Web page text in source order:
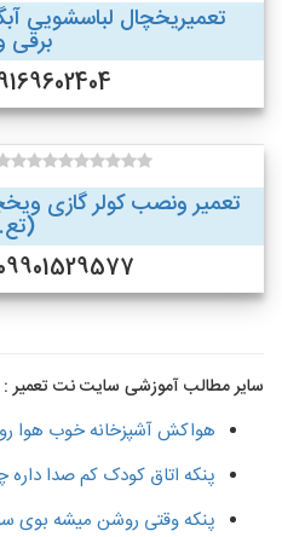
تعمیریخچال لباسشویی
برقی
09169602404 (نورآباد)
تعمیر ونصب کولر گازی
(تع...
09901529577 (کوهدشت)
سایر مطالب آموزشی سایت نت تعمیر :
هواکش آشپزخانه خوب هوا رو
پنکه اتاق کودک کم صدا داره
پنکه وقتی روشن میشه بوی